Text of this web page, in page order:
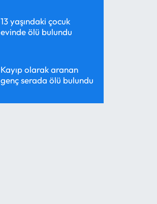
13 yaşındaki çocuk
evinde ölü bulundu
Kayıp olarak aranan
genç serada ölü bulundu